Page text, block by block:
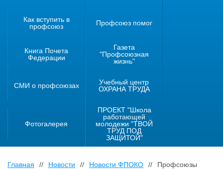
Как вступить в
профсоюз
Профсоюз помог
Книга Почета
Федерации
Газета
"Профсоюзная
жизнь"
СМИ о профсоюзах
Учебный центр
ОХРАНА ТРУДА
Фотогалерея
ПРОЕКТ "Школа
работающей
молодежи "ТВОЙ
ТРУД ПОД
ЗАЩИТОЙ"
Главная // Новости // Новости ФПОКО //
Профсоюзы